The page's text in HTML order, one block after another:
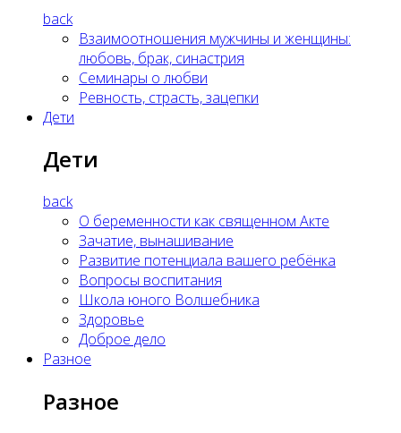
back
Взаимоотношения мужчины и женщины:
любовь, брак, синастрия
Семинары о любви
Ревность, страсть, зацепки
Дети
Дети
back
О беременности как священном Акте
Зачатие, вынашивание
Развитие потенциала вашего ребёнка
Вопросы воспитания
Школа юного Волшебника
Здоровье
Доброе дело
Разное
Разное